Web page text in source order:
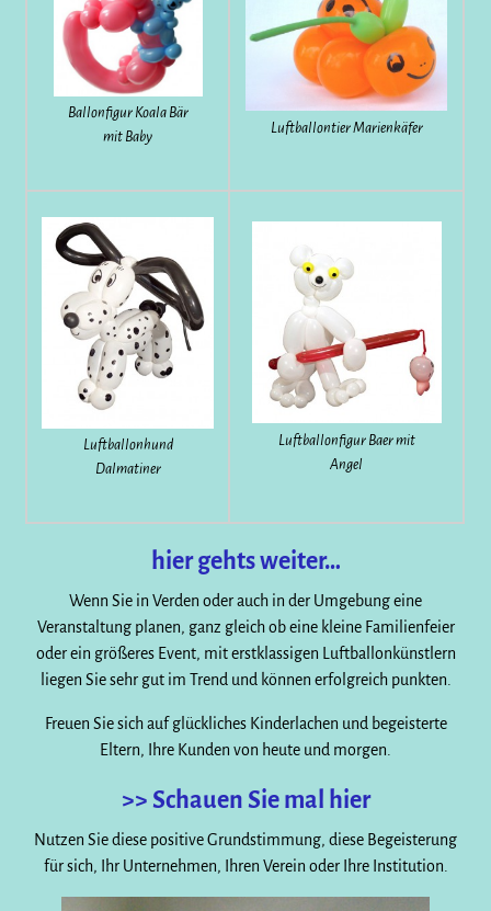
Ballonfigur Koala Bär
mit Baby
Luftballontier Marienkäfer
Luftballonhund
Dalmatiner
Luftballonfigur Baer mit
Angel
hier gehts weiter…
Wenn Sie in Verden oder auch in der Umgebung eine
Veranstaltung planen, ganz gleich ob eine kleine Familienfeier
oder ein größeres Event, mit erstklassigen Luftballonkünstlern
liegen Sie sehr gut im Trend und können erfolgreich punkten.
Freuen Sie sich auf glückliches Kinderlachen und begeisterte
Eltern, Ihre Kunden von heute und morgen.
>> Schauen Sie mal hier
Nutzen Sie diese positive Grundstimmung, diese Begeisterung
für sich, Ihr Unternehmen, Ihren Verein oder Ihre Institution.